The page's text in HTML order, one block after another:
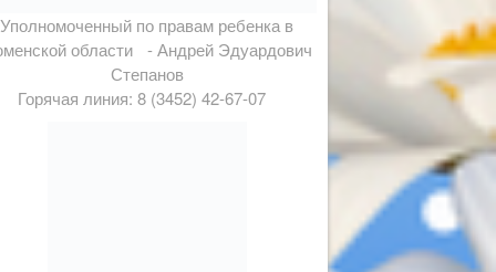
Уполномоченный по правам ребенка в
области - Андрей Эдуардович
Степанов
Горячая линия: 8 (3452) 42-67-07